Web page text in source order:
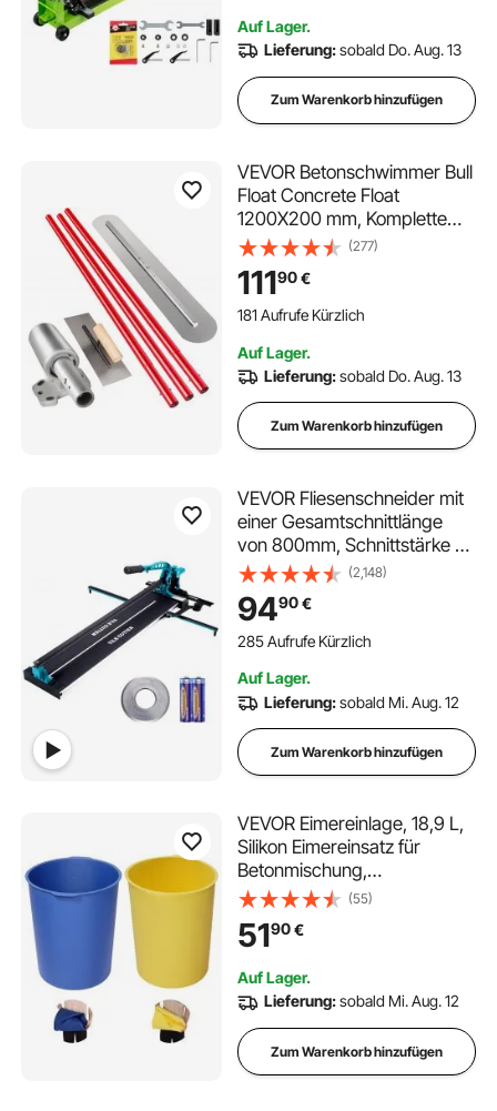
Infrarotpostionierung,
Bodenfliese, Keramik,16 kg
Auf Lager.
Lieferung:sobald Do. Aug. 13
Zum Warenkorb hinzufügen
VEVOR Betonschwimmer Bull
Float Concrete Float
1200X200 mm, Komplette
Betonwerkzeug Kelle Satz
Grifflänge 3 x1,8 m Glättekelle
Stahl Boden Einstellbar
Bauhilfe einfache Installation
(277)
11190€
181 Aufrufe Kürzlich
Auf Lager.
Lieferung:sobald Do. Aug. 13
Zum Warenkorb hinzufügen
VEVOR Fliesenschneider mit
einer Gesamtschnittlänge
von 800mm, Schnittstärke 4-
15mm Mindest. Schnittbreite
25mm
Fliesenschneidmaschine inkl.
Extra Schneidrad
Renovierungsprojekten
(2,148)
9490€
285 Aufrufe Kürzlich
Auf Lager.
Lieferung:sobald Mi. Aug. 12
Zum Warenkorb hinzufügen
VEVOR Eimereinlage, 18,9 L,
Silikon Eimereinsatz für
Betonmischung,
wiederverwendbar, zum
Mischen von Dünnbettmörtel,
Farbe, Beton & Epoxidharz,
lebensmittelecht, 2 Stk,
blau/gelb
(55)
5190€
Auf Lager.
Lieferung:sobald Mi. Aug. 12
Zum Warenkorb hinzufügen